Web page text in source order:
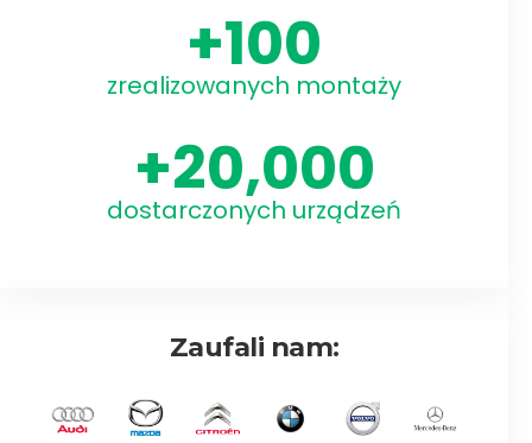
+100
zrealizowanych montaży
+20,000
dostarczonych urządzeń
Zaufali nam: